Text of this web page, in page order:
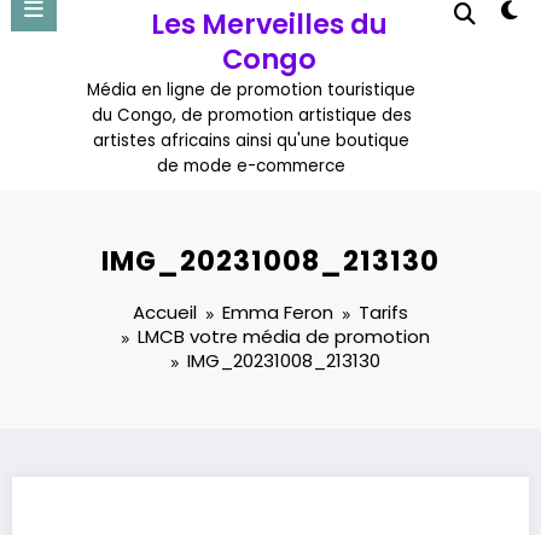
Les Merveilles du
Congo
Média en ligne de promotion touristique
du Congo, de promotion artistique des
artistes africains ainsi qu'une boutique
de mode e-commerce
IMG_20231008_213130
Accueil Emma Feron
Tarifs
LMCB votre média de promotion
IMG_20231008_213130